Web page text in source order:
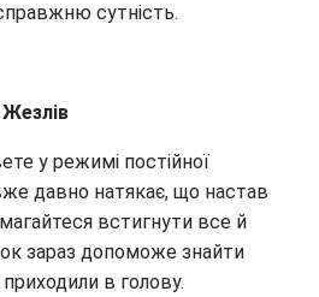
сутність.
у режимі постійної
давно натякає, що настав
встигнути все й
зараз допоможе знайти
в голову.